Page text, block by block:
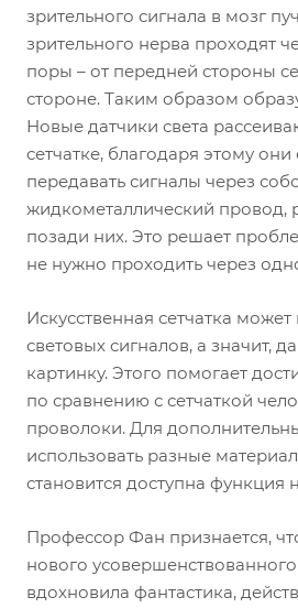
зрительного сигнала в мозг
зрительного нерва проходят
поры – от передней стороны
стороне. Таким образом
Новые датчики света
сетчатке, благодаря этому
передавать сигналы через
жидкометаллический провод,
позади них. Это решает
не нужно проходить через
Искусственная сетчатка
световых сигналов, а значит,
картинку. Этого помогает
по сравнению с сетчаткой
проволоки. Для
использовать разные
становится доступна функция
Профессор Фан признается,
нового усовершенствованного
вдохновила фантастика,